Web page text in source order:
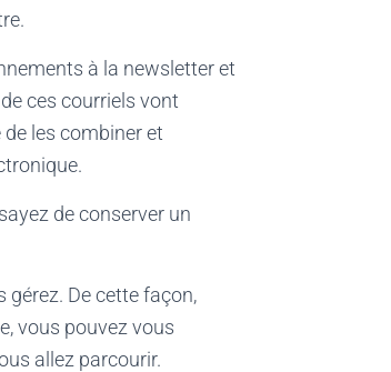
à la newsletter et
ces courriels vont
les combiner et
de conserver un
gérez. De cette façon,
vous pouvez vous
allez parcourir.